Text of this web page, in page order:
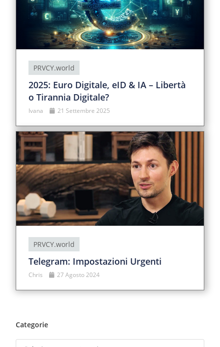
PRVCY.world
2025: Euro Digitale, eID & IA – Libertà
o Tirannia Digitale?
Ivana 21 Settembre 2025
PRVCY.world
Telegram: Impostazioni Urgenti
Chris 27 Agosto 2024
Categorie